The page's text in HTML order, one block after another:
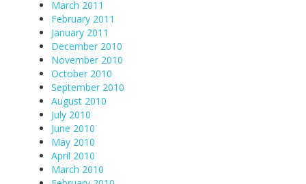
March 2011
February 2011
January 2011
December 2010
November 2010
October 2010
September 2010
August 2010
July 2010
June 2010
May 2010
April 2010
March 2010